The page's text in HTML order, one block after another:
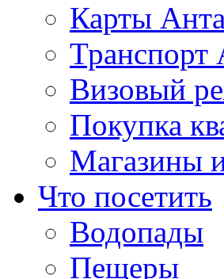
Карты
Транспорт
Визовый
Покупка
Магазины
Что посетить
Водопады
Пещеры